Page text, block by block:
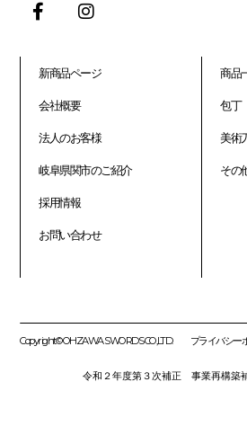
新商品ページ
会社概要
法人のお客様
岐阜県関市のご紹介
採用情報
お問い合わせ
商品
包丁
美術
その
Copyright© OHZAWA SWORDS CO.,LTD. プライバシー
令和２年度第３次補正 事業再構築